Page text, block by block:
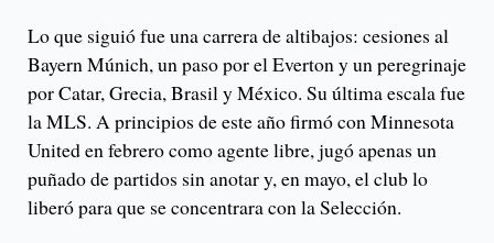
Lo que siguió fue una carrera de altibajos: cesiones al
Bayern Múnich, un paso por el Everton y un peregrinaje
por Catar, Grecia, Brasil y México. Su última escala fue
la MLS. A principios de este año firmó con Minnesota
United en febrero como agente libre, jugó apenas un
puñado de partidos sin anotar y, en mayo, el club lo
liberó para que se concentrara con la Selección.